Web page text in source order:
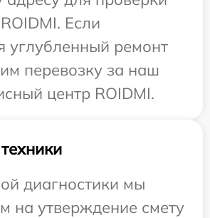
Если
углубленный ремонт
перевозку за наш
центр ROIDMI.
диагностики мы
на утверждение смету